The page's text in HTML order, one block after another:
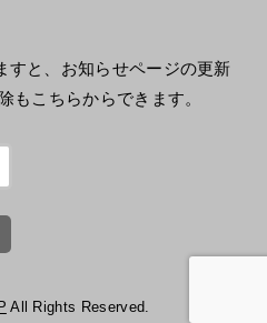
すと、お知らせページの更新
もこちらからできます。
All Rights Reserved.